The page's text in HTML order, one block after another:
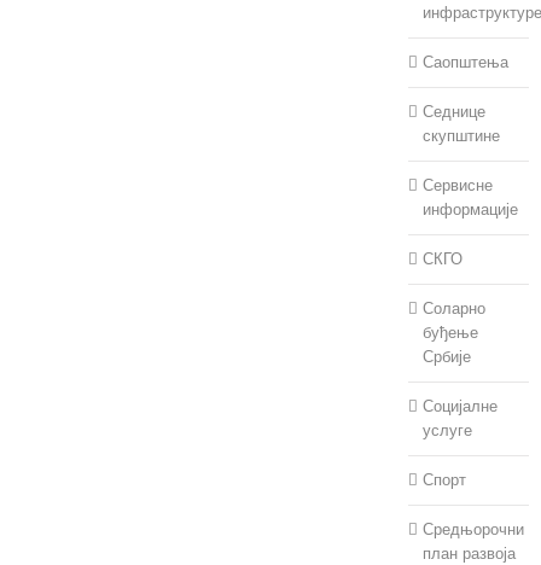
инфраструктуре
Саопштења
Седнице
скупштине
Сервисне
информације
СКГО
Соларно
буђење
Србије
Социјалне
услуге
Спорт
Средњорочни
план развоја